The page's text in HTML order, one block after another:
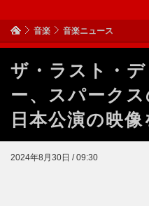
音楽 音楽ニュース
ザ・ラスト・
ー、スパーク
日本公演の映
2024年8月30日 / 09:30